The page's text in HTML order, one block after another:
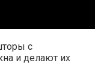
с
и делают их